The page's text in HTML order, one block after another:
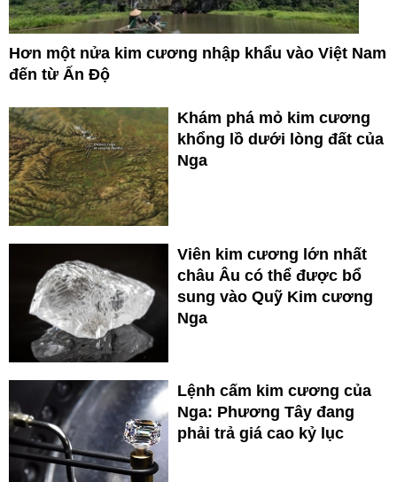
Hơn một nửa kim cương nhập khẩu vào Việt Nam
đến từ Ấn Độ
Khám phá mỏ kim cương
khổng lồ dưới lòng đất của
Nga
Viên kim cương lớn nhất
châu Âu có thể được bổ
sung vào Quỹ Kim cương
Nga
Lệnh cấm kim cương của
Nga: Phương Tây đang
phải trả giá cao kỷ lục